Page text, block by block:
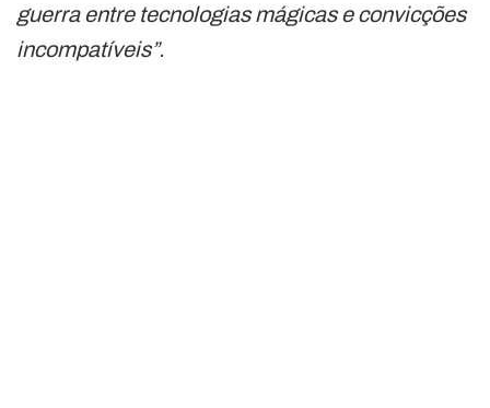
guerra entre tecnologias mágicas e convicções
incompatíveis”.